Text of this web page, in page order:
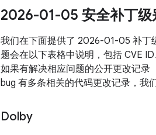
2026-01-05 安全补丁级
我们在下面提供了 2026-01-05 补丁
题会在以下表格中说明，包括 CVE ID
如果有解决相应问题的公开更改记录
bug 有多条相关的代码更改记录，我
Dolby